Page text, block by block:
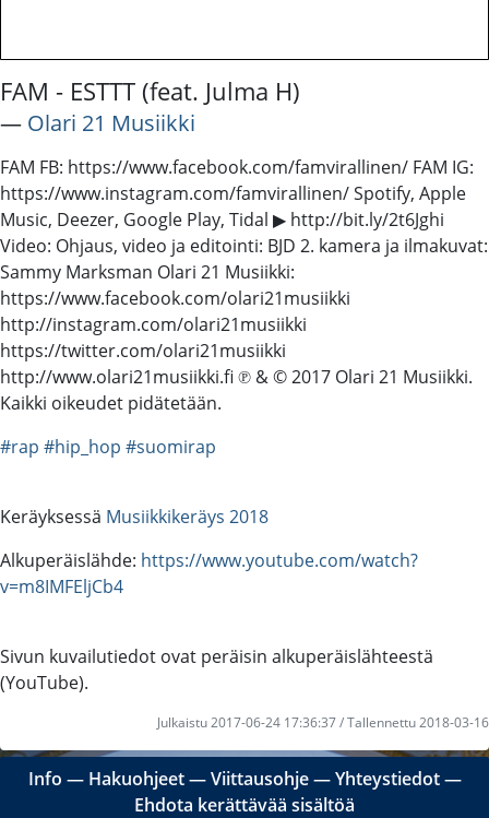
FAM - ESTTT (feat. Julma H)
― Olari 21 Musiikki
FAM FB: https://www.facebook.com/famvirallinen/ FAM IG:
https://www.instagram.com/famvirallinen/ Spotify, Apple
Music, Deezer, Google Play, Tidal ▶ http://bit.ly/2t6Jghi
Video: Ohjaus, video ja editointi: BJD 2. kamera ja ilmakuvat:
Sammy Marksman Olari 21 Musiikki:
https://www.facebook.com/olari21musiikki
http://instagram.com/olari21musiikki
https://twitter.com/olari21musiikki
http://www.olari21musiikki.fi ℗ & © 2017 Olari 21 Musiikki.
Kaikki oikeudet pidätetään.
#rap #hip_hop #suomirap
Keräyksessä Musiikkikeräys 2018
Alkuperäislähde: https://www.youtube.com/watch?
v=m8IMFEljCb4
Sivun kuvailutiedot ovat peräisin alkuperäislähteestä
(YouTube).
Julkaistu 2017-06-24 17:36:37 / Tallennettu 2018-03-16
Info ― Hakuohjeet―Viittausohje―Yhteystiedot―
Ehdota kerättävää sisältöä